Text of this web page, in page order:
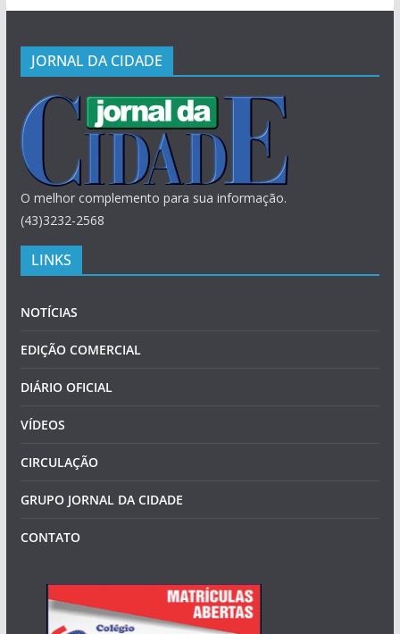
JORNAL DA CIDADE
O melhor complemento para sua informação.
(43)3232-2568
LINKS
NOTÍCIAS
EDIÇÃO COMERCIAL
DIÁRIO OFICIAL
VÍDEOS
CIRCULAÇÃO
GRUPO JORNAL DA CIDADE
CONTATO